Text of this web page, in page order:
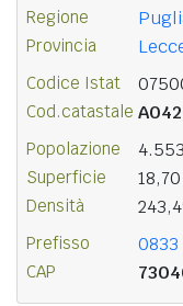
Regione
Provincia
Codice Istat
Cod.catastale A042
Popolazione 4.553
Superficie 18,70
Densità
Prefisso 0833
CAP